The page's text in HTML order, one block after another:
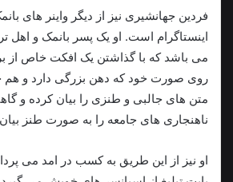
فردین جهانشیری نیز از دیگر واینر های
اینستاگرام است. او یک پسر بانمک و اهل
می باشد که با گذاشتن یک افکت خاص از
روی صورت خود که دهن بزرگی دارد و هم
متن های جالبی و طنزی را بیان کرده و
ناهنجاری های جامعه را به صورت طنز
او نیز از این طریق به کسب در امد می